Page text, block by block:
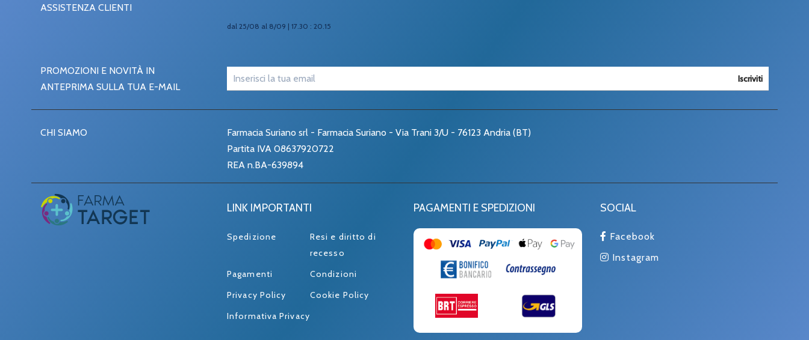
ASSISTENZA CLIENTI
dal 25/08 al 8/09 | 17.30 : 20.15
PROMOZIONI E NOVITÀ IN
ANTEPRIMA SULLA TUA E-MAIL
Iscriviti
CHI SIAMO
Farmacia Suriano srl - Farmacia Suriano - Via Trani 3/U - 76123 Andria (BT)
Partita IVA 08637920722
REA n.BA-639894
LINK IMPORTANTI
Spedizione
Resi e diritto di
recesso
Pagamenti
Condizioni
Privacy Policy
Cookie Policy
Informativa Privacy
PAGAMENTI E SPEDIZIONI SOCIAL
Facebook
Instagram